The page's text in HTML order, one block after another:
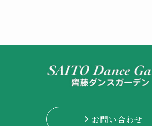
お問い合わせ